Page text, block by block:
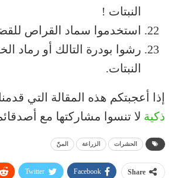
النبتات !
استخدموا سماد القراص
رشوا بودرة التالك أو رماد
النبتات.
إذا أعجبتكم هذه المقالة التي
ذكية لا تنسوا مشاركتها مع
الحشرات الزراعة المنّ
Share
Facebook
Twitter